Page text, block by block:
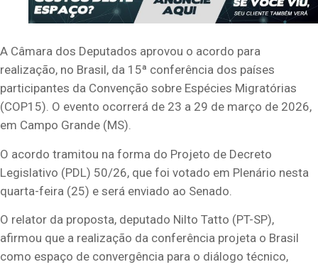
A Câmara dos Deputados aprovou o acordo para
realização, no Brasil, da 15ª conferência dos países
participantes da Convenção sobre Espécies Migratórias
(COP15). O evento ocorrerá de 23 a 29 de março de 2026,
em Campo Grande (MS).
O acordo tramitou na forma do Projeto de Decreto
Legislativo (PDL) 50/26, que foi votado em Plenário nesta
quarta-feira (25) e será enviado ao Senado.
O relator da proposta, deputado Nilto Tatto (PT-SP),
afirmou que a realização da conferência projeta o Brasil
como espaço de convergência para o diálogo técnico,